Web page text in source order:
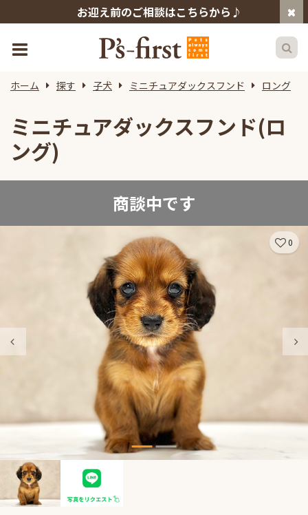
お迎え前のご相談はこちらから♪
ホーム 探す 子犬 ミニチュアダックスフンド ロング
ミニチュアダックスフンド(ロ
ング)
商談中です
0